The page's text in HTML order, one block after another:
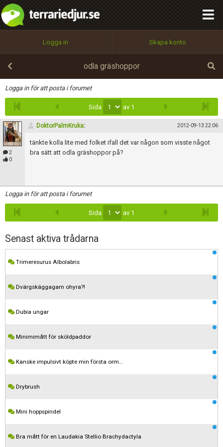
Logga in Skapa konto
odla gräshoppor
Logga in för att posta i forumet
Sida av 1
2
0
DoktorPalmKruka: 2012-09-13 22:06
tänkte kolla lite med folket ifall det var någon som visste något
bra sätt att odla gräshoppor på?
Logga in för att posta i forumet
Sida av 1
Senast aktiva trådarna
Trimeresurus Albolabris
Dvärgskäggagam ohyra?!
Dubia ungar
Minimimått för sköldpaddor
Kanske impulsivt köpte min första orm…
Drybrush
Mini hoppspindel
Bra mått för en Laudakia Stellio Brachydactyla
Infoga
Utför
100%
OK
integritetspolicy
Namn:
Epost:
Användarnamn:
Lösenord:
Terms of Service
Skapa konto
Begär nytt lösenord
Tillbaka till förstasidan